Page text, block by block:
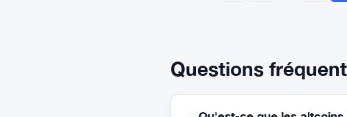
Questions